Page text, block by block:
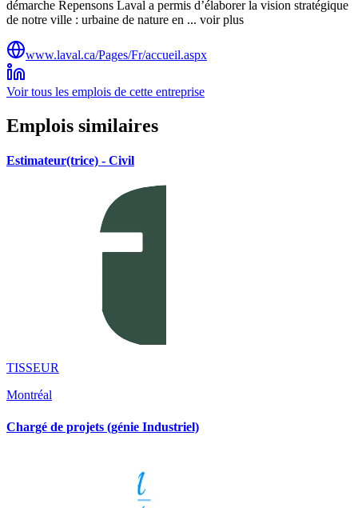
démarche Repensons Laval a permis d’élaborer la vision stratégique
de notre ville : urbaine de nature en ... voir plus
www.laval.ca/Pages/Fr/accueil.aspx
Voir tous les emplois de cette entreprise
Emplois similaires
Estimateur(trice) - Civil
TISSEUR
Montréal
Chargé de projets (génie Industriel)